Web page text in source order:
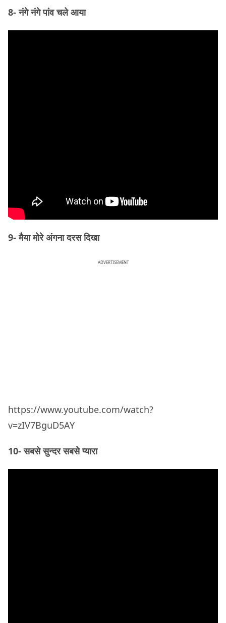
8- नंगे नंगे पांव चले आया
9- मैया मोरे अंगना दरस दिखा
ADVERTISEMENT
https://www.youtube.com/watch?
v=zIV7BguD5AY
10- सबसे सुन्दर सबसे प्यारा